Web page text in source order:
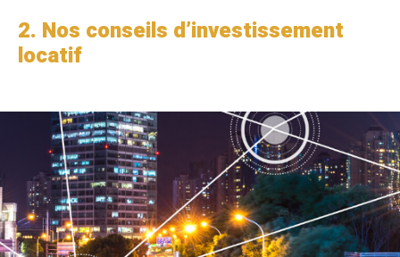
2. Nos conseils d’investissement
locatif